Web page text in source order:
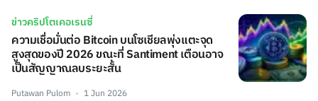
ข่าวคริปโตเคอเรนซี่
ความเชื่อมั่นต่อ Bitcoin บนโซเชียลพุ่งแตะจุด
สูงสุดของปี 2026 ขณะที่ Santiment เตือนอาจ
เป็นสัญญาณลบระยะสั้น
Putawan Pulom 1 Jun 2026